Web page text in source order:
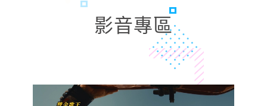
影音專區